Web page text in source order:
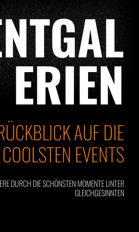
ERIEN
AUF DIE
COOLSTEN EVENTS
DURCH DIE SCHÖNSTEN MOMENTE UNTER
GLEICHGESINNTEN